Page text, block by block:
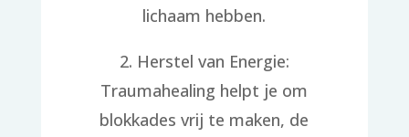
lichaam hebben.
2. Herstel van Energie:
Traumahealing helpt je om
blokkades vrij te maken, de